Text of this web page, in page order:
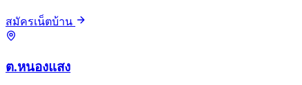
สมัครเน็ตบ้าน
ต.หนองแสง